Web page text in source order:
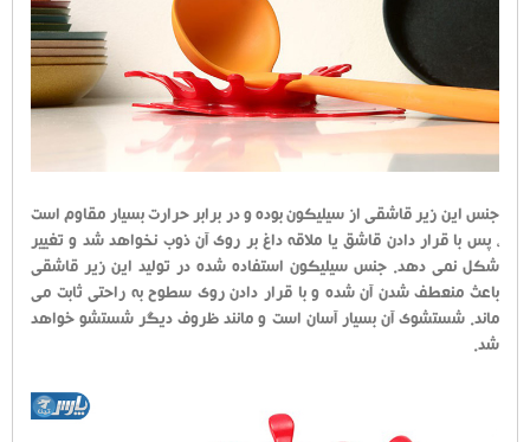
جنس این زیر قاشقی از سیلیکون بوده و در برابر حرارت بسیار مقاوم است
، پس با قرار دادن قاشق یا ملاقه داغ بر روی آن ذوب نخواهد شد و تغییر
شکل نمی دهد. جنس سیلیکون استفاده شده در تولید این زیر قاشقی
باعث منعطف شدن آن شده و با قرار دادن روی سطوح به راحتی ثابت می
ماند. شستشوی آن بسیار آسان است و مانند ظروف دیگر شستشو خواهد
شد.